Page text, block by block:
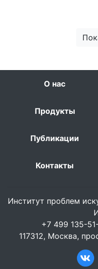
О нас
Продукты
Публикации
Контакты
Институт проблем
+7 499 135-
117312, Москва,